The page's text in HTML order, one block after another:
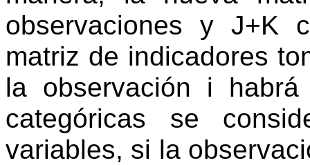
observaciones y J+K
matriz de indicadores
la observación i
categóricas se
variables, si la